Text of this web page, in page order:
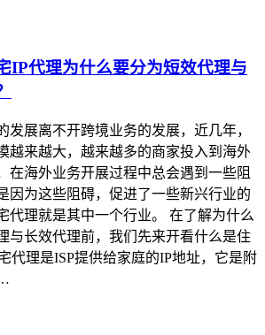
IP代理为什么要分为短效代理与
发展离不开跨境业务的发展，近几年，
越来越大，越来越多的商家投入到海外
在海外业务开展过程中总会遇到一些阻
因为这些阻碍，促进了一些新兴行业的
代理就是其中一个行业。 在了解为什么
与长效代理前，我们先来开看什么是住
代理是ISP提供给家庭的IP地址，它是附